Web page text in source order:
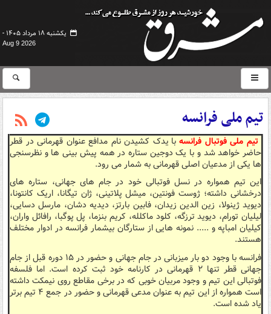
یکشنبه ۱۸ مرداد ۱۴۰۵ -
Aug 9 2026
تیم ملی فرانسه
تیم ملی فوتبال فرانسهبا یدک کشیدن نام مدافع عنوان قهرمانی در قطر
حاضر خواهد شد و با یک دوجین ستاره در همه پیش بینی ها و نظرسنجی
ها یکی از مدعیان اصلی قهرمانی به شمار می رود.
این تیم همواره در نسل فوتبالی خود در جام های جهانی، ستاره های
درخشانی داشته؛ ژوست فونتین، میشل پلاتینی، ژان تیگانا، اریک کانتونا،
دیوید ژینولا، زین الدین زیدان، فابین بارتز، دیدیه دشان، مارسل دسایی،
لیلیان تورام، دیوید ترزگه، کلود ماکلله، کریم بنزما، پل پوگبا، رافائل واران،
کیلیان امباپه و ..... نمونه هایی از ستارگان بیشمار فرانسه در ادوار مختلف
هستند.
فرانسه با وجود دو بار میزبانی در جام جهانی و حضور در ۱۵ دوره قبل از جام
جهانی قطر تنها ۲ قهرمانی در کارنامه خود ثبت کرده است. اما فلسفه
فوتبالی این تیم و وجود مربیان خوبی که در برخی مقاطع روی نیمکت داشته
است همواره از این تیم به عنوان مدعی قهرمانی و حضور در جمع ۴ تیم برتر
یاد شده است.